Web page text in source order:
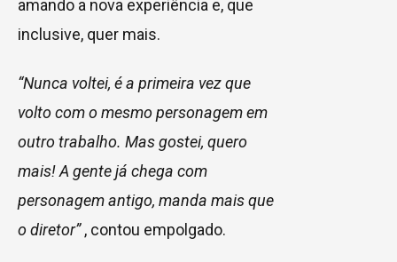
amando a nova experiência e, que
inclusive, quer mais.
“Nunca voltei, é a primeira vez que
volto com o mesmo personagem em
outro trabalho. Mas gostei, quero
mais! A gente já chega com
personagem antigo, manda mais que
o diretor”, contou empolgado.